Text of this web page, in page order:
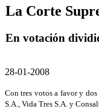
La Corte
En votación
28-01-2008
Con tres votos a favor y
S.A., Vida Tres S.A. y